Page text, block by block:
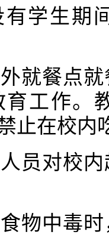
学生期
就餐点
工作。
止在校内
员对校
物中毒